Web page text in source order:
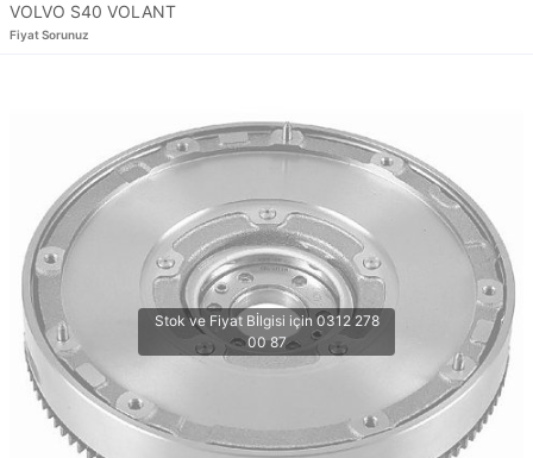
VOLVO S40 VOLANT
Fiyat Sorunuz